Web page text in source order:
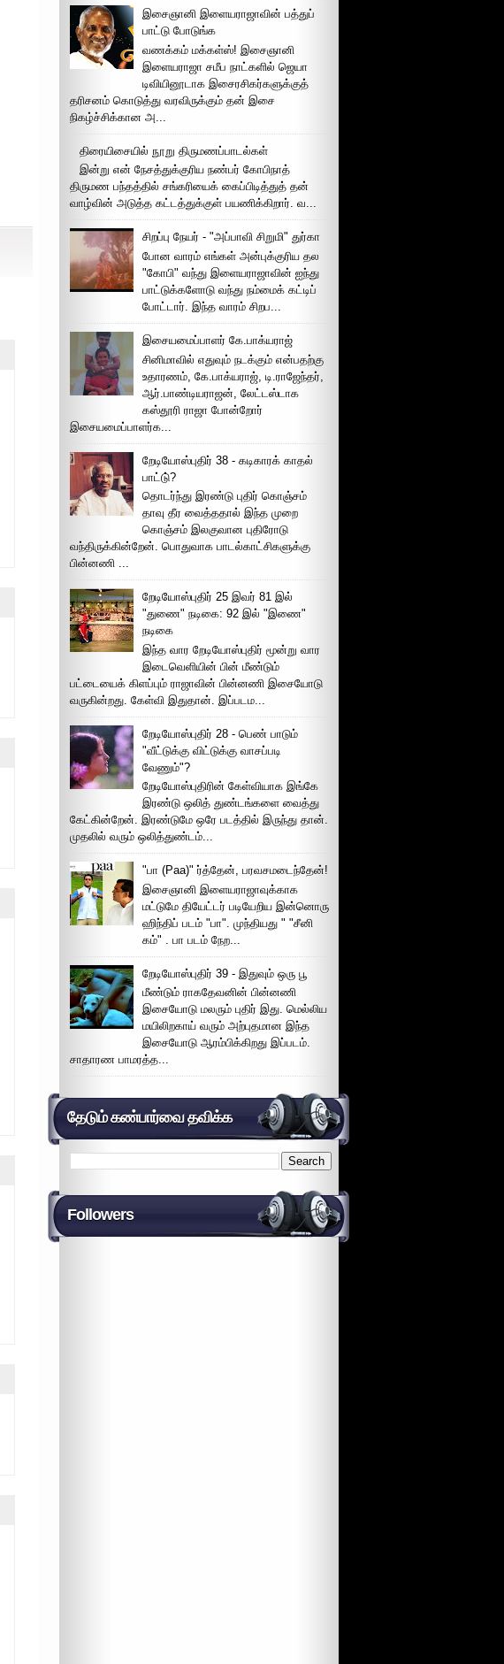
இசைஞானி இளையராஜாவின் பத்துப்
பாட்டு போடுங்க
வணக்கம் மக்கள்ஸ்! இசைஞானி
இளையராஜா சமீப நாட்களில் ஜெயா
டிவியினூடாக இசைரசிகர்களுக்குத்
தரிசனம் கொடுத்து வரவிருக்கும் தன் இசை
நிகழ்ச்சிக்கான அ...
திரையிசையில் நூறு திருமணப்பாடல்கள்
இன்று என் நேசத்துக்குரிய நண்பர் கோபிநாத்
திருமண பந்தத்தில் சங்கரியைக் கைப்பிடித்துத் தன்
வாழ்வின் அடுத்த கட்டத்துக்குள் பயணிக்கிறார். வ...
சிறப்பு நேயர் - "அப்பாவி சிறுமி" துர்கா
போன வாரம் எங்கள் அன்புக்குரிய தல
"கோபி" வந்து இளையராஜாவின் ஐந்து
பாட்டுக்களோடு வந்து நம்மைக் கட்டிப்
போட்டார். இந்த வாரம் சிறப...
இசையமைப்பாளர் கே.பாக்யராஜ்
சினிமாவில் எதுவும் நடக்கும் என்பதற்கு
உதாரணம், கே.பாக்யராஜ், டி.ராஜேந்தர்,
ஆர்.பாண்டியராஜன், லேட்டஸ்டாக
கஸ்தூரி ராஜா போன்றோர்
இசையமைப்பாளர்க...
றேடியோஸ்புதிர் 38 - கடிகாரக் காதல்
பாட்டு்?
தொடர்ந்து இரண்டு புதிர் கொஞ்சம்
தாவு தீர வைத்ததால் இந்த முறை
கொஞ்சம் இலகுவான புதிரோடு
வந்திருக்கின்றேன். பொதுவாக பாடல்காட்சிகளுக்கு
பின்னணி ...
றேடியோஸ்புதிர் 25 இவர் 81 இல்
"துணை" நடிகை: 92 இல் "இணை"
நடிகை
இந்த வார றேடியோஸ்புதிர் மூன்று வார
இடைவெளியின் பின் மீண்டும்
பட்டையைக் கிளப்பும் ராஜாவின் பின்னணி இசையோடு
வருகின்றது. கேள்வி இதுதான். இப்படம...
றேடியோஸ்புதிர் 28 - பெண் பாடும்
"வீட்டுக்கு விட்டுக்கு வாசப்படி
வேணும்"?
றேடியோஸ்புதிரின் கேள்வியாக இங்கே
இரண்டு ஒலித் துண்டங்களை வைத்து
கேட்கின்றேன். இரண்டுமே ஒரே படத்தில் இருந்து தான்.
முதலில் வரும் ஒலித்துண்டம்...
"பா (Paa)" ர்த்தேன், பரவசமடைந்தேன்!
இசைஞானி இளையராஜாவுக்காக
மட்டுமே தியேட்டர் படியேறிய இன்னொரு
ஹிந்திப் படம் "பா". முந்தியது " "சீனி
கம்" . பா படம் நேற...
றேடியோஸ்புதிர் 39 - இதுவும் ஒரு பூ
மீண்டும் ராகதேவனின் பின்னணி
இசையோடு மலரும் புதிர் இது. மெல்லிய
மயிலிறகாய் வரும் அற்புதமான இந்த
இசையோடு ஆரம்பிக்கிறது இப்படம்.
சாதாரண பாமரத்த...
தேடும் கண்பார்வை தவிக்க
Followers